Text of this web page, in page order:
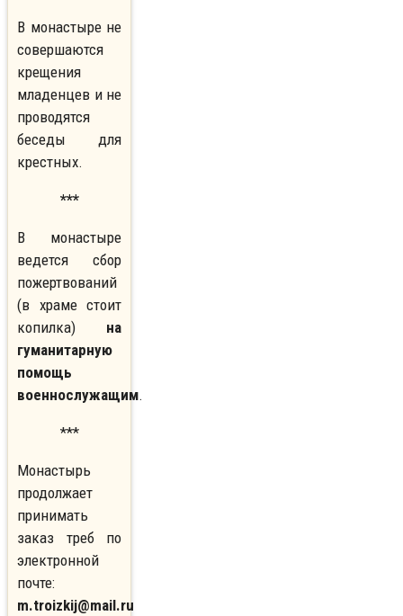
В монастыре не
совершаются
крещения
младенцев и не
проводятся
беседы для
крестных.
***
В монастыре
ведется сбор
пожертвований
(в храме стоит
копилка) на
гуманитарную
помощь
военнослужащим.
***
Монастырь
продолжает
принимать
заказ треб по
электронной
почте:
m.troizkij@mail.ru